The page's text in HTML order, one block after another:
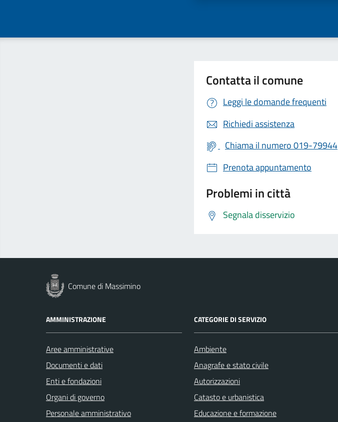
Contatta il comune
Leggi le domande frequenti
Richiedi assistenza
Chiama il numero 019-79944
Prenota appuntamento
Problemi in città
Segnala disservizio
Comune di Massimino
AMMINISTRAZIONE
Aree amministrative
Documenti e dati
Enti e fondazioni
Organi di governo
Personale amministrativo
CATEGORIE DI SERVIZIO
Ambiente
Anagrafe e stato civile
Autorizzazioni
Catasto e urbanistica
Educazione e formazione